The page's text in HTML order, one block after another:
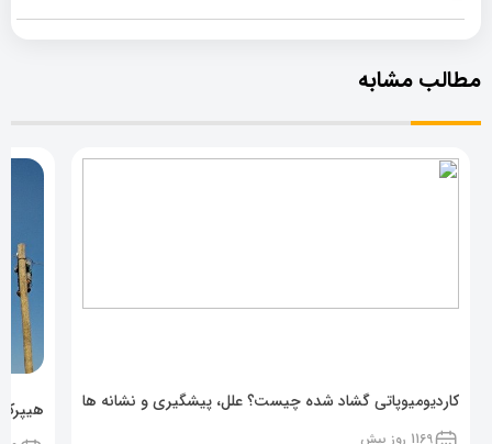
مطالب مشابه
کاردیومیوپاتی گشاد شده چیست؟ علل، پیشگیری و نشانه ها
1169 روز پیش